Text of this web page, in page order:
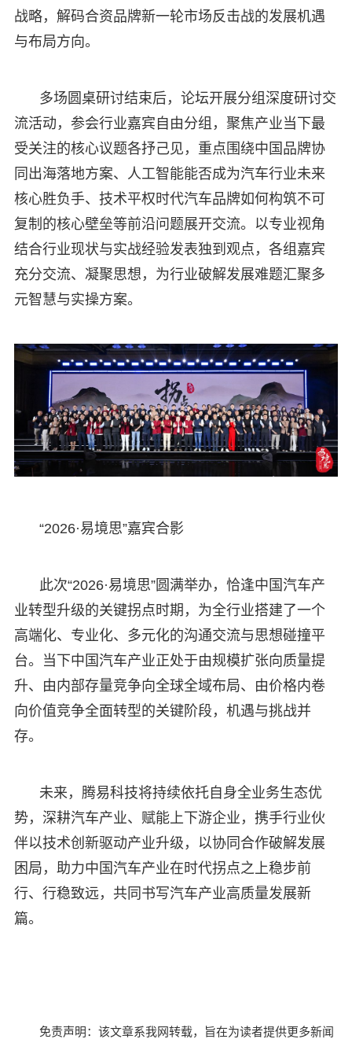
战略，解码合资品牌新一轮市场反击战的发展机遇
与布局方向。
多场圆桌研讨结束后，论坛开展分组深度研讨交
流活动，参会行业嘉宾自由分组，聚焦产业当下最
受关注的核心议题各抒己见，重点围绕中国品牌协
同出海落地方案、人工智能能否成为汽车行业未来
核心胜负手、技术平权时代汽车品牌如何构筑不可
复制的核心壁垒等前沿问题展开交流。以专业视角
结合行业现状与实战经验发表独到观点，各组嘉宾
充分交流、凝聚思想，为行业破解发展难题汇聚多
元智慧与实操方案。
“2026·易境思”嘉宾合影
此次“2026·易境思”圆满举办，恰逢中国汽车产
业转型升级的关键拐点时期，为全行业搭建了一个
高端化、专业化、多元化的沟通交流与思想碰撞平
台。当下中国汽车产业正处于由规模扩张向质量提
升、由内部存量竞争向全球全域布局、由价格内卷
向价值竞争全面转型的关键阶段，机遇与挑战并
存。
未来，腾易科技将持续依托自身全业务生态优
势，深耕汽车产业、赋能上下游企业，携手行业伙
伴以技术创新驱动产业升级，以协同合作破解发展
困局，助力中国汽车产业在时代拐点之上稳步前
行、行稳致远，共同书写汽车产业高质量发展新
篇。
免责声明：该文章系我网转载，旨在为读者提供更多新闻